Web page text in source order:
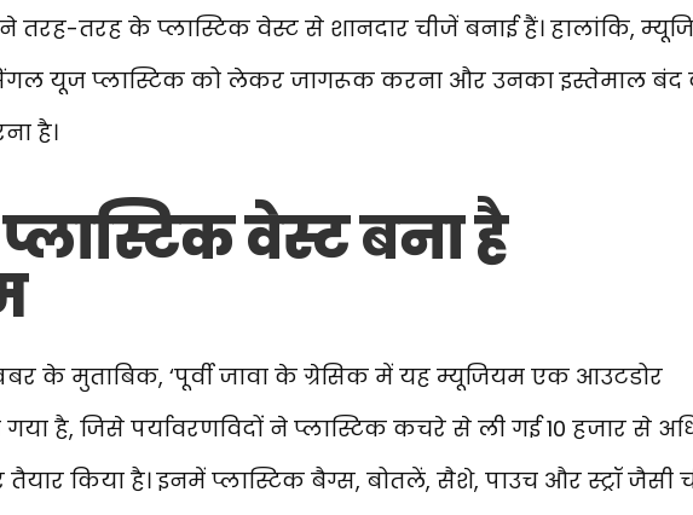
तरह-तरह के प्लास्टिक वेस्ट से शानदार चीजें बनाई हैं। हालांकि,
सिंगल यूज प्लास्टिक को लेकर जागरूक करना और उनका इस्तेमाल
है।
वेस्ट बना है
के मुताबिक, ‘पूर्वी जावा के ग्रेसिक में यह म्यूजियम एक आउटडोर
है, जिसे पर्यावरणविदों ने प्लास्टिक कचरे से ली गई 10 हजार से
किया है। इनमें प्लास्टिक बैग्स, बोतलें, सैशे, पाउच और स्ट्रॉ जैसी